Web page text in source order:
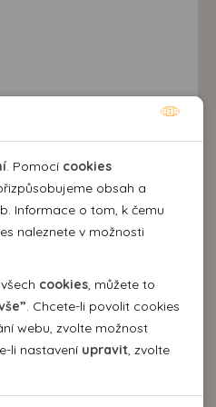
. Pomocí cookies
obsah a
Informace o tom, k čemu
naleznete v možnosti
cookies, můžete to
. Chcete-li povolit cookies
webu, zvolte možnost
li nastavení upravit, zvolte
byla webová stránka
funkce jako navigace
sekcím webové stránky.
fungovat bez těchto
můžeme měřit návštěvnost
výkon reklam a také jejich
anonymně bez
našeho webu. Bez vašeho
nám umožňují přizpůsobit